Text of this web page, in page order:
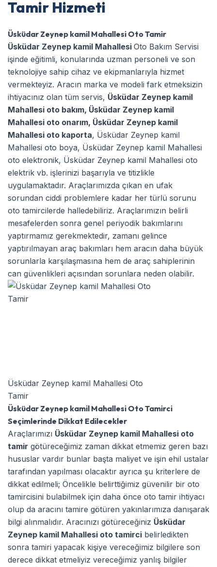
Tamir Hizmeti
Üsküdar Zeynep kamil Mahallesi Oto Tamir
Üsküdar Zeynep kamil Mahallesi Oto Bakım Servisi
işinde eğitimli, konularında uzman personeli ve son
teknolojiye sahip cihaz ve ekipmanlarıyla hizmet
vermekteyiz. Aracın marka ve modeli fark etmeksizin
ihtiyacınız olan tüm servis, Üsküdar Zeynep kamil
Mahallesi oto bakım, Üsküdar Zeynep kamil
Mahallesi oto onarım, Üsküdar Zeynep kamil
Mahallesi oto kaporta, Üsküdar Zeynep kamil
Mahallesi oto boya, Üsküdar Zeynep kamil Mahallesi
oto elektronik, Üsküdar Zeynep kamil Mahallesi oto
elektrik vb. işlerinizi başarıyla ve titizlikle
uygulamaktadır. Araçlarımızda çıkan en ufak
sorundan ciddi problemlere kadar her türlü sorunu
oto tamircilerde halledebiliriz. Araçlarımızın belirli
mesafelerden sonra genel periyodik bakımlarını
yaptırmamız gerekmektedir, zamanı gelince
yaptırılmayan araç bakımları hem aracın daha büyük
sorunlarla karşılaşmasına hem de araç sahiplerinin
can güvenlikleri açısından sorunlara neden olabilir.
Üsküdar Zeynep kamil Mahallesi Oto
Tamir
Üsküdar Zeynep kamil Mahallesi Oto Tamirci
Seçimlerinde Dikkat Edilecekler
Araçlarımızı Üsküdar Zeynep kamil Mahallesi oto
tamir götüreceğimiz zaman dikkat etmemiz geren bazı
hususlar vardır bunlar başta maliyet ve işin ehil ustalar
tarafından yapılması olacaktır ayrıca şu kriterlere de
dikkat edilmeli; Öncelikle belirttiğimiz güvenilir bir oto
tamircisini bulabilmek için daha önce oto tamir ihtiyacı
olup da aracını tamire götüren yakınlarımıza danışarak
bilgi alınmalıdır. Aracınızı götüreceğiniz Üsküdar
Zeynep kamil Mahallesi oto tamirci belirledikten
sonra tamiri yapacak kişiye vereceğimiz bilgilere son
derece dikkat etmeliyiz vereceğimiz yanlış bilgiler